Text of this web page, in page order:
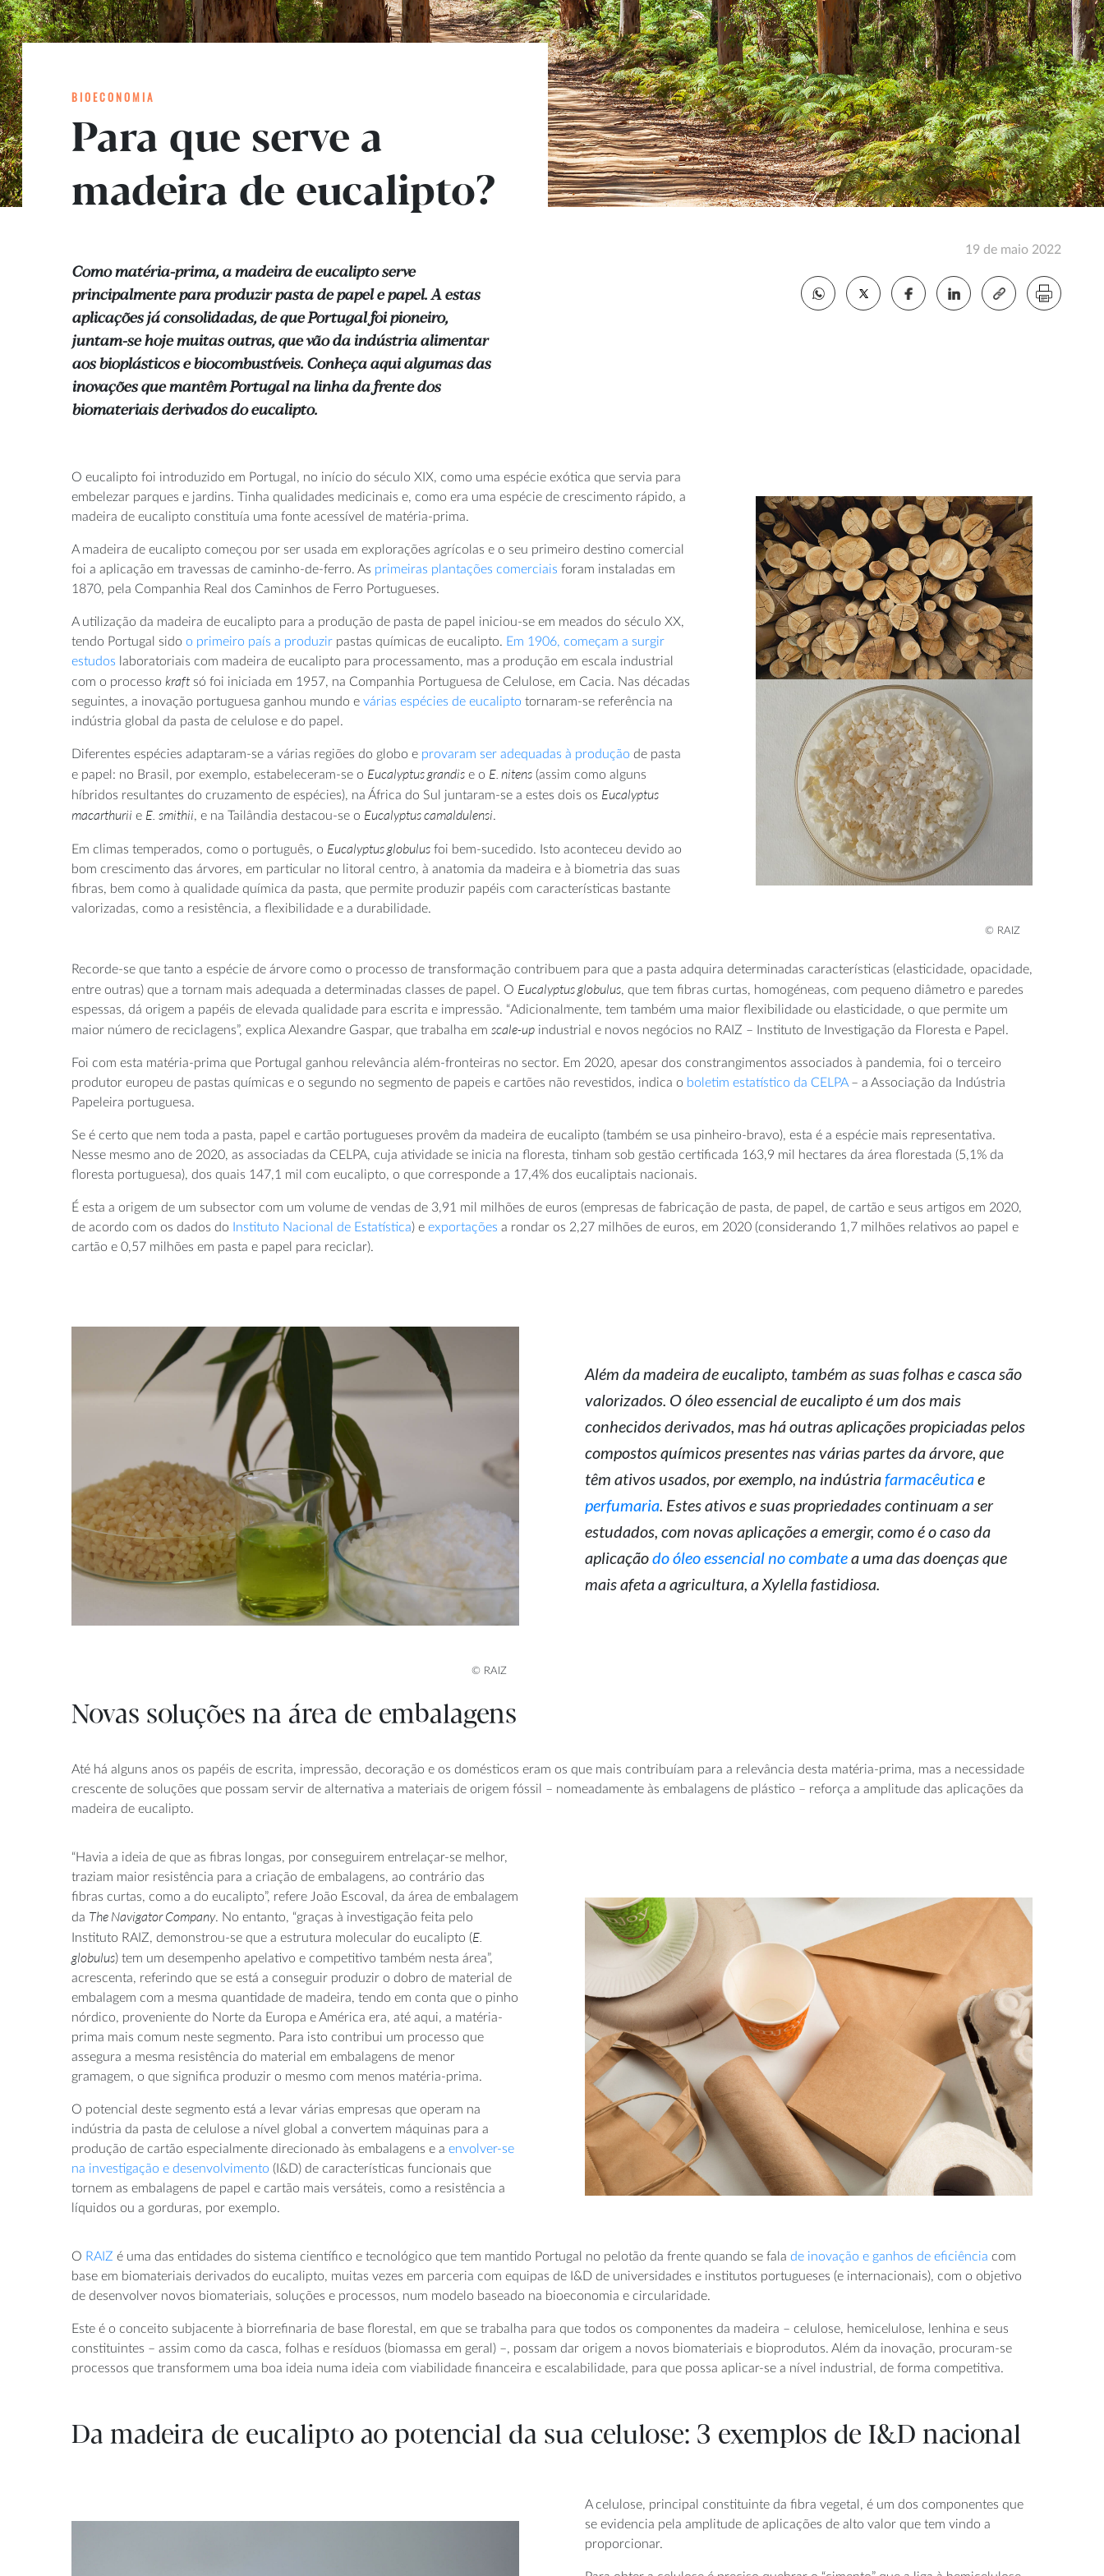
BIOECONOMIA
Para que serve a
madeira de eucalipto?
Como matéria-prima, a madeira de eucalipto serve
principalmente para produzir pasta de papel e papel. A estas
aplicações já consolidadas, de que Portugal foi pioneiro,
juntam-se hoje muitas outras, que vão da indústria alimentar
aos bioplásticos e biocombustíveis. Conheça aqui algumas das
inovações que mantêm Portugal na linha da frente dos
biomateriais derivados do eucalipto.
19 de maio 2022
O eucalipto foi introduzido em Portugal, no início do século XIX, como uma espécie exótica que servia para
embelezar parques e jardins. Tinha qualidades medicinais e, como era uma espécie de crescimento rápido, a
madeira de eucalipto constituía uma fonte acessível de matéria-prima.
A madeira de eucalipto começou por ser usada em explorações agrícolas e o seu primeiro destino comercial
foi a aplicação em travessas de caminho-de-ferro. As primeiras plantações comerciais foram instaladas em
1870, pela Companhia Real dos Caminhos de Ferro Portugueses.
A utilização da madeira de eucalipto para a produção de pasta de papel iniciou-se em meados do século XX,
tendo Portugal sido o primeiro país a produzir pastas químicas de eucalipto. Em 1906, começam a surgir
estudos laboratoriais com madeira de eucalipto para processamento, mas a produção em escala industrial
com o processo kraftsó foi iniciada em 1957, na Companhia Portuguesa de Celulose, em Cacia. Nas décadas
seguintes, a inovação portuguesa ganhou mundo e várias espécies de eucalipto tornaram-se referência na
indústria global da pasta de celulose e do papel.
Diferentes espécies adaptaram-se a várias regiões do globo e provaram ser adequadas à produção de pasta
e papel: no Brasil, por exemplo, estabeleceram-se o Eucalyptus grandis e o E. nitens (assim como alguns
híbridos resultantes do cruzamento de espécies), na África do Sul juntaram-se a estes dois os Eucalyptus
macarthurii e E. smithii, e na Tailândia destacou-se o Eucalyptus camaldulensi.
Em climas temperados, como o português, o Eucalyptus globulus foi bem-sucedido. Isto aconteceu devido ao
bom crescimento das árvores, em particular no litoral centro, à anatomia da madeira e à biometria das suas
fibras, bem como à qualidade química da pasta, que permite produzir papéis com características bastante
valorizadas, como a resistência, a flexibilidade e a durabilidade.
© RAIZ
Recorde-se que tanto a espécie de árvore como o processo de transformação contribuem para que a pasta adquira determinadas características (elasticidade, opacidade,
entre outras) que a tornam mais adequada a determinadas classes de papel. O Eucalyptus globulus, que tem fibras curtas, homogéneas, com pequeno diâmetro e paredes
espessas, dá origem a papéis de elevada qualidade para escrita e impressão. “Adicionalmente, tem também uma maior flexibilidade ou elasticidade, o que permite um
maior número de reciclagens”, explica Alexandre Gaspar, que trabalha em scale-up industrial e novos negócios no RAIZ – Instituto de Investigação da Floresta e Papel.
Foi com esta matéria-prima que Portugal ganhou relevância além-fronteiras no sector. Em 2020, apesar dos constrangimentos associados à pandemia, foi o terceiro
produtor europeu de pastas químicas e o segundo no segmento de papeis e cartões não revestidos, indica o boletim estatístico da CELPA– a Associação da Indústria
Papeleira portuguesa.
Se é certo que nem toda a pasta, papel e cartão portugueses provêm da madeira de eucalipto (também se usa pinheiro-bravo), esta é a espécie mais representativa.
Nesse mesmo ano de 2020, as associadas da CELPA, cuja atividade se inicia na floresta, tinham sob gestão certificada 163,9 mil hectares da área florestada (5,1% da
floresta portuguesa), dos quais 147,1 mil com eucalipto, o que corresponde a 17,4% dos eucaliptais nacionais.
É esta a origem de um subsector com um volume de vendas de 3,91 mil milhões de euros (empresas de fabricação de pasta, de papel, de cartão e seus artigos em 2020,
de acordo com os dados do
Instituto Nacional de Estatística) e exportações a rondar os 2,27 milhões de euros, em 2020 (considerando 1,7 milhões relativos ao papel e
cartão e 0,57 milhões em pasta e papel para reciclar).
© RAIZ
Além da madeira de eucalipto, também as suas folhas e casca são
valorizados. O óleo essencial de eucalipto é um dos mais
conhecidos derivados, mas há outras aplicações propiciadas pelos
compostos químicos presentes nas várias partes da árvore, que
têm ativos usados, por exemplo, na indústriafarmacêuticae
perfumaria . Estes ativos e suas propriedades continuam a ser
estudados, com novas aplicações a emergir, como é o caso da
aplicaçãodo óleo essencial no combatea uma das doenças que
mais afeta a agricultura, a Xylella fastidiosa.
Novas soluções na área de embalagens
Até há alguns anos os papéis de escrita, impressão, decoração e os domésticos eram os que mais contribuíam para a relevância desta matéria-prima, mas a necessidade
crescente de soluções que possam servir de alternativa a materiais de origem fóssil – nomeadamente às embalagens de plástico – reforça a amplitude das aplicações da
madeira de eucalipto.
“Havia a ideia de que as fibras longas, por conseguirem entrelaçar-se melhor,
traziam maior resistência para a criação de embalagens, ao contrário das
fibras curtas, como a do eucalipto”, refere João Escoval, da área de embalagem
da The Navigator Company. No entanto, “graças à investigação feita pelo
Instituto RAIZ, demonstrou-se que a estrutura molecular do eucalipto (E.
globulus) tem um desempenho apelativo e competitivo também nesta área”,
acrescenta, referindo que se está a conseguir produzir o dobro de material de
embalagem com a mesma quantidade de madeira, tendo em conta que o pinho
nórdico, proveniente do Norte da Europa e América era, até aqui, a matéria-
prima mais comum neste segmento. Para isto contribui um processo que
assegura a mesma resistência do material em embalagens de menor
gramagem, o que significa produzir o mesmo com menos matéria-prima.
O potencial deste segmento está a levar várias empresas que operam na
indústria da pasta de celulose a nível global a convertem máquinas para a
produção de cartão especialmente direcionado às embalagens e a envolver-se
na investigação e desenvolvimento (I&D) de características funcionais que
tornem as embalagens de papel e cartão mais versáteis, como a resistência a
líquidos ou a gorduras, por exemplo.
O RAIZ é uma das entidades do sistema científico e tecnológico que tem mantido Portugal no pelotão da frente quando se fala de inovação e ganhos de eficiência com
base em biomateriais derivados do eucalipto, muitas vezes em parceria com equipas de I&D de universidades e institutos portugueses (e internacionais), com o objetivo
de desenvolver novos biomateriais, soluções e processos, num modelo baseado na bioeconomia e circularidade.
Este é o conceito subjacente à biorrefinaria de base florestal, em que se trabalha para que todos os componentes da madeira – celulose, hemicelulose, lenhina e seus
constituintes – assim como da casca, folhas e resíduos (biomassa em geral) –, possam dar origem a novos biomateriais e bioprodutos. Além da inovação, procuram-se
processos que transformem uma boa ideia numa ideia com viabilidade financeira e escalabilidade, para que possa aplicar-se a nível industrial, de forma competitiva.
Da madeira de eucalipto ao potencial da sua celulose: 3 exemplos de I&D nacional
A celulose, principal constituinte da fibra vegetal, é um dos componentes que
se evidencia pela amplitude de aplicações de alto valor que tem vindo a
proporcionar.